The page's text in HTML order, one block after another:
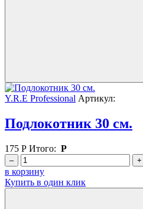
Y.R.E Professional Артикул:
Подлокотник 30 см.
175 Р Итого: Р
– +
в корзину
Купить в один клик